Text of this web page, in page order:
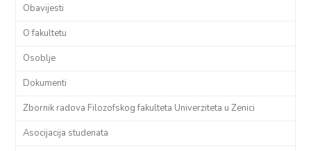
Obavijesti
O fakultetu
Osoblje
Dokumenti
Zbornik radova Filozofskog fakulteta Univerziteta u Zenici
Asocijacija studenata